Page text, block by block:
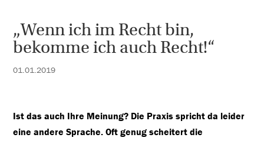
„Wenn ich im Recht bin,
bekomme ich auch Recht!“
01.01.2019
Ist das auch Ihre Meinung? Die Praxis spricht da leider
eine andere Sprache. Oft genug scheitert die